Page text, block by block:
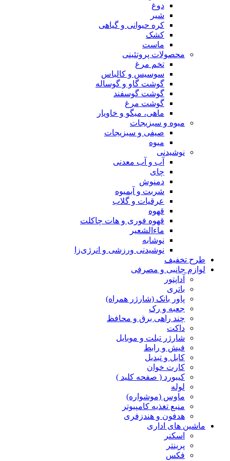
دوغ
شیر
کره حیوانی و گیاهی
کشک
ماست
محصولات پروتئینی
تخم مرغ
سوسیس و کالباس
گوشت گاو و گوساله
گوشت گوسفند
گوشت مرغ
ماهی، میگو و خاویار
میوه و سبزیجات
صیفی و سبزیجات
میوه
نوشیدنی
آب و آب معدنی
چای
دمنوش
شربت و آبمیوه
عرقیات و گلاب
قهوه
قهوه فوری و هات چاکلت
ماءالشعیر
نوشابه
نوشیدنی ورزشی و انرژی‌زا
طرح تخفیف
لوازم جانبی و مصرفی
آداپتور
باتری
پاور بانک (شارژر همراه)
جعبه و رک
چند راهی برق و محافظ
داکت
شارژر تبلت و موبایل
فیش و رابط
کابل و تبدیل
کارت خوان
کیبورد ( صفحه کلید )
لوله
ماوس (موشواره)
منبع تغذیه کامپیوتر
هدفون و هندزفری
ماشین های اداری
اسکنر
پرینتر
فکس